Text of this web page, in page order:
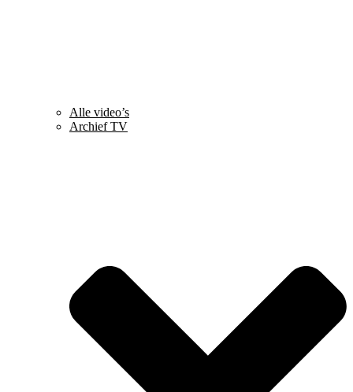
Alle video’s
Archief TV